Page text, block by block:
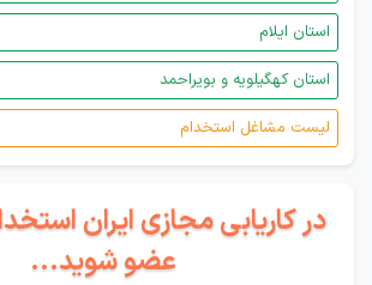
استان ایلام
استان کهگیلویه و بویراحمد
لیست مشاغل استخدام
در کاریابی مجازی ایران
عضو شوید...